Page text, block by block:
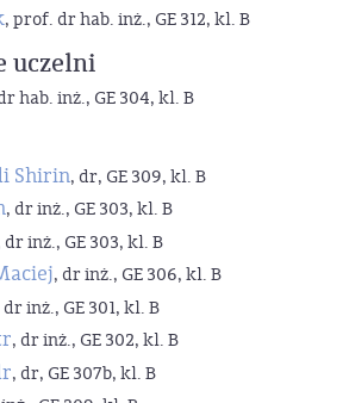
, prof. dr hab. inż., GE 312, kl. B
uczelni
hab. inż., GE 304, kl. B
Shirin, dr, GE 309, kl. B
, dr inż., GE 303, kl. B
dr inż., GE 303, kl. B
, dr inż., GE 306, kl. B
dr inż., GE 301, kl. B
, dr inż., GE 302, kl. B
, dr, GE 307b, kl. B